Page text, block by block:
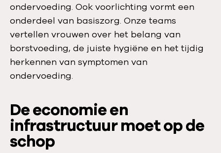
ondervoeding. Ook voorlichting vormt een
onderdeel van basiszorg. Onze teams
vertellen vrouwen over het belang van
borstvoeding, de juiste hygiëne en het tijdig
herkennen van symptomen van
ondervoeding.
De economie en
infrastructuur moet op de
schop